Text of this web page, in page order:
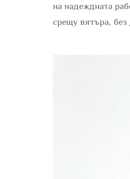
на надеждната
срещу вятъра,